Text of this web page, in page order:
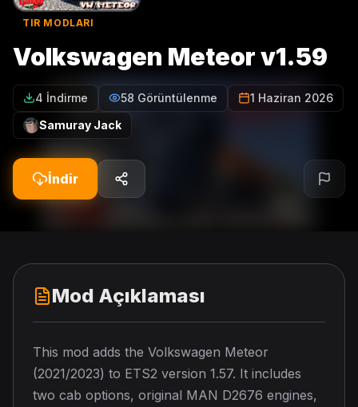
TIR MODLARI
Volkswagen Meteor v1.59
4 İndirme 58 Görüntülenme
1 Haziran 2026
Samuray Jack
İndir
Mod Açıklaması
This mod adds the Volkswagen Meteor
(2021/2023) to ETS2 version 1.57. It includes
two cab options, original MAN D2676 engines,